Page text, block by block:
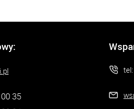
35
tel: